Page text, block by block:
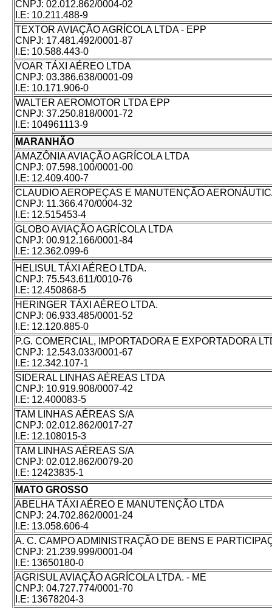
CNPJ: 02.012.862/0004-02
I.E: 10.211.488-9
TEXTOR AVIAÇÃO AGRÍCOLA LTDA - EPP
CNPJ: 17.481.492/0001-87
I.E: 10.588.443-0
VOAR TÁXI AÉREO LTDA
CNPJ: 03.386.638/0001-09
I.E: 10.171.906-0
WALTER AEROMOTOR LTDA EPP
CNPJ: 37.250.818/0001-72
I.E: 104961113-9
MARANHÃO
AMAZÔNIA AVIAÇÃO AGRÍCOLA LTDA
CNPJ: 07.598.100/0001-00
I.E: 12.409.400-7
CLAUDIO AEROPEÇAS E MANUTENÇÃO
CNPJ: 11.366.470/0004-32
I.E: 12.515453-4
GLOBO AVIAÇÃO AGRÍCOLA LTDA
CNPJ: 00.912.166/0001-84
I.E: 12.362.099-6
HELISUL TÁXI AÉREO LTDA.
CNPJ: 75.543.611/0010-76
I.E: 12.450868-5
HERINGER TÁXI AÉREO LTDA.
CNPJ: 06.933.485/0001-52
I.E: 12.120.885-0
P.G. COMERCIAL, IMPORTADORA E EXPORTADORA
CNPJ: 12.543.033/0001-67
I.E: 12.342.107-1
SIDERAL LINHAS AÉREAS LTDA
CNPJ: 10.919.908/0007-42
I.E: 12.400083-5
TAM LINHAS AÉREAS S/A
CNPJ: 02.012.862/0017-27
I.E: 12.108015-3
TAM LINHAS AÉREAS S/A
CNPJ: 02.012.862/0079-20
I.E: 12423835-1
MATO GROSSO
ABELHA TÁXI AÉREO E MANUTENÇÃO LTDA
CNPJ: 24.702.862/0001-24
I.E: 13.058.606-4
A. C. CAMPO ADMINISTRAÇÃO DE BENS E
CNPJ: 21.239.999/0001-04
I.E: 13650180-0
AGRISUL AVIAÇÃO AGRÍCOLA LTDA. - ME
CNPJ: 04.727.774/0001-70
I.E: 13678204-3